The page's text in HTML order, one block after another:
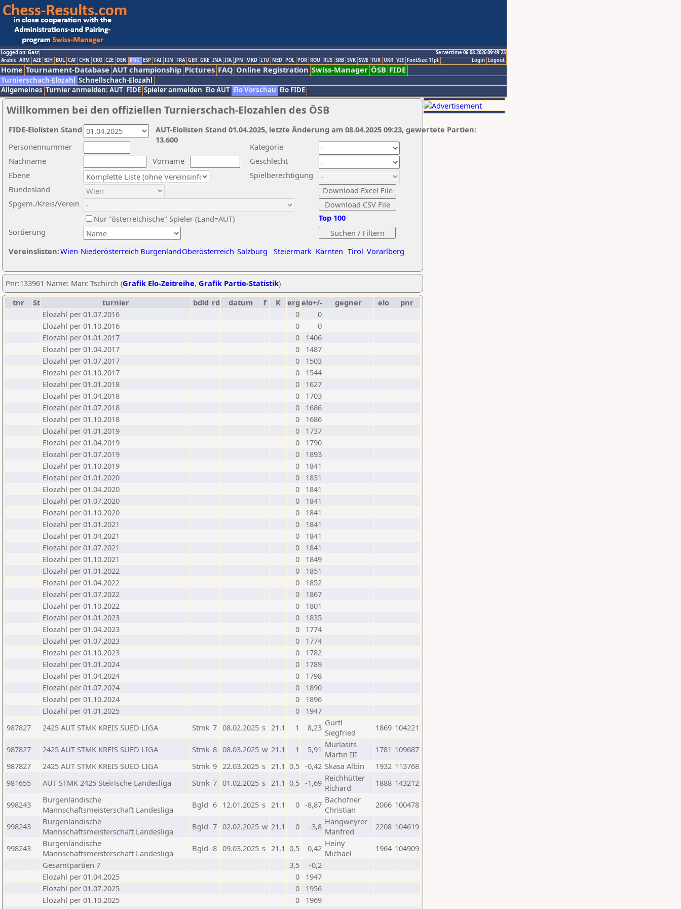
Logged on: Gast
Servertime 06.08.2026 09:49:23
Logout
Login
Arabic ARM AZE BIH BUL CAT CHN CRO CZE DEN ENG ESP FAI FIN FRA GER GRE INA ITA JPN MKD LTU NED POL POR ROU RUS SRB SVK SWE TUR UKR VIE FontSize:11pt
Home Tournament-Database AUT championship Pictures FAQ Online Registration Swiss-Manager ÖSB FIDE
Turnierschach-Elozahl Schnellschach-Elozahl
Allgemeines Turnier anmelden: AUT FIDE Spieler anmelden Elo AUT Elo Vorschau Elo FIDE
Willkommen bei den offiziellen Turnierschach-Elozahlen des ÖSB
Nachname
Vorname
Ebene
Kategorie
Sortierung
Personennummer
Bundesland
Spgem./Kreis/Verein
Geschlecht
Nur "österreichische" Spieler (Land=AUT)
Spielberechtigung
Vereinslisten:Wien Niederösterreich BurgenlandOberösterreich Salzburg Steiermark Kärnten Tirol Vorarlberg
Top 100
AUT-Elolisten Stand 01.04.2025, letzte Änderung am 08.04.2025 09:23, gewertete Partien:
13.600
FIDE-Elolisten Stand
Pnr:133961 Name: Marc Tschirch (Grafik Elo-Zeitreihe, Grafik Partie-Statistik)
tnr
St turnier bdld rd datum f K erg elo+/- gegner elo
pnr
Elozahl per 01.07.2016
0
0
Elozahl per 01.10.2016
0
0
Elozahl per 01.01.2017
0
1406
Elozahl per 01.04.2017
0
1487
Elozahl per 01.07.2017
0
1503
Elozahl per 01.10.2017
0
1544
Elozahl per 01.01.2018
0
1627
Elozahl per 01.04.2018
0
1703
Elozahl per 01.07.2018
0
1686
Elozahl per 01.10.2018
0
1686
Elozahl per 01.01.2019
0
1737
Elozahl per 01.04.2019
0
1790
Elozahl per 01.07.2019
0
1893
Elozahl per 01.10.2019
0
1841
Elozahl per 01.01.2020
0
1831
Elozahl per 01.04.2020
0
1841
Elozahl per 01.07.2020
0
1841
Elozahl per 01.10.2020
0
1841
Elozahl per 01.01.2021
0
1841
Elozahl per 01.04.2021
0
1841
Elozahl per 01.07.2021
0
1841
Elozahl per 01.10.2021
0
1849
Elozahl per 01.01.2022
0
1851
Elozahl per 01.04.2022
0
1852
Elozahl per 01.07.2022
0
1867
Elozahl per 01.10.2022
0
1801
Elozahl per 01.01.2023
0
1835
Elozahl per 01.04.2023
0
1774
Elozahl per 01.07.2023
0
1774
Elozahl per 01.10.2023
0
1782
Elozahl per 01.01.2024
0
1789
Elozahl per 01.04.2024
0
1798
Elozahl per 01.07.2024
0
1890
Elozahl per 01.10.2024
0
1896
Elozahl per 01.01.2025
0
1947
987827
2425 AUT STMK KREIS SUED LIGA Stmk 7 08.02.2025 s 21.1 1 8,23 Gürtl
Siegfried
1869 104221
987827 2425 AUT STMK KREIS SUED LIGA Stmk 8 08.03.2025 w 21.1 1 5,91 Murlasits
Martin III
1781 109687
987827
2425 AUT STMK KREIS SUED LIGA Stmk 9 22.03.2025 s 21.1 0,5 -0,42 Skasa Albin 1932 113768
981655
AUT STMK 2425 Steirische Landesliga Stmk 7 01.02.2025 s 21.1 0,5 -1,69 Reichhütter
Richard
1888 143212
998243
Burgenländische
Mannschaftsmeisterschaft Landesliga
Bgld 6 12.01.2025 s 21.1 0 -8,87 Bachofner
Christian
2006 100478
998243
Burgenländische
Mannschaftsmeisterschaft Landesliga
Bgld 7 02.02.2025 w 21.1 0 -3,8 Hangweyrer
Manfred
2208 104619
998243
Burgenländische
Mannschaftsmeisterschaft Landesliga
Bgld 8 09.03.2025 s 21.1 0,5 0,42 Heiny
Michael
1964 104909
Gesamtpartien 7
3,5
-0,2
Elozahl per 01.04.2025
0
1947
Elozahl per 01.07.2025
0
1956
Elozahl per 01.10.2025
0
1969